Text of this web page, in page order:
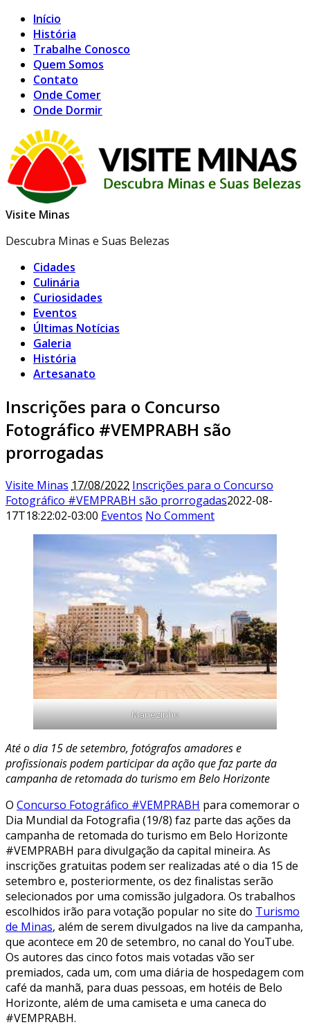
Início
História
Trabalhe Conosco
Quem Somos
Contato
Onde Comer
Onde Dormir
Visite Minas
Descubra Minas e Suas Belezas
Cidades
Culinária
Curiosidades
Eventos
Últimas Notícias
Galeria
História
Artesanato
Inscrições para o Concurso
Fotográfico #VEMPRABH são
prorrogadas
Visite Minas 17/08/2022 Inscrições para o Concurso
Fotográfico #VEMPRABH são prorrogadas2022-08-
17T18:22:02-03:00 Eventos No Comment
Manezinho
Até o dia 15 de setembro, fotógrafos amadores e
profissionais podem participar da ação que faz parte da
campanha de retomada do turismo em Belo Horizonte
O Concurso Fotográfico #VEMPRABH para comemorar o
Dia Mundial da Fotografia (19/8) faz parte das ações da
campanha de retomada do turismo em Belo Horizonte
#VEMPRABH para divulgação da capital mineira. As
inscrições gratuitas podem ser realizadas até o dia 15 de
setembro e, posteriormente, os dez finalistas serão
selecionados por uma comissão julgadora. Os trabalhos
escolhidos irão para votação popular no site do Turismo
de Minas, além de serem divulgados na live da campanha,
que acontece em 20 de setembro, no canal do YouTube.
Os autores das cinco fotos mais votadas vão ser
premiados, cada um, com uma diária de hospedagem com
café da manhã, para duas pessoas, em hotéis de Belo
Horizonte, além de uma camiseta e uma caneca do
#VEMPRABH.